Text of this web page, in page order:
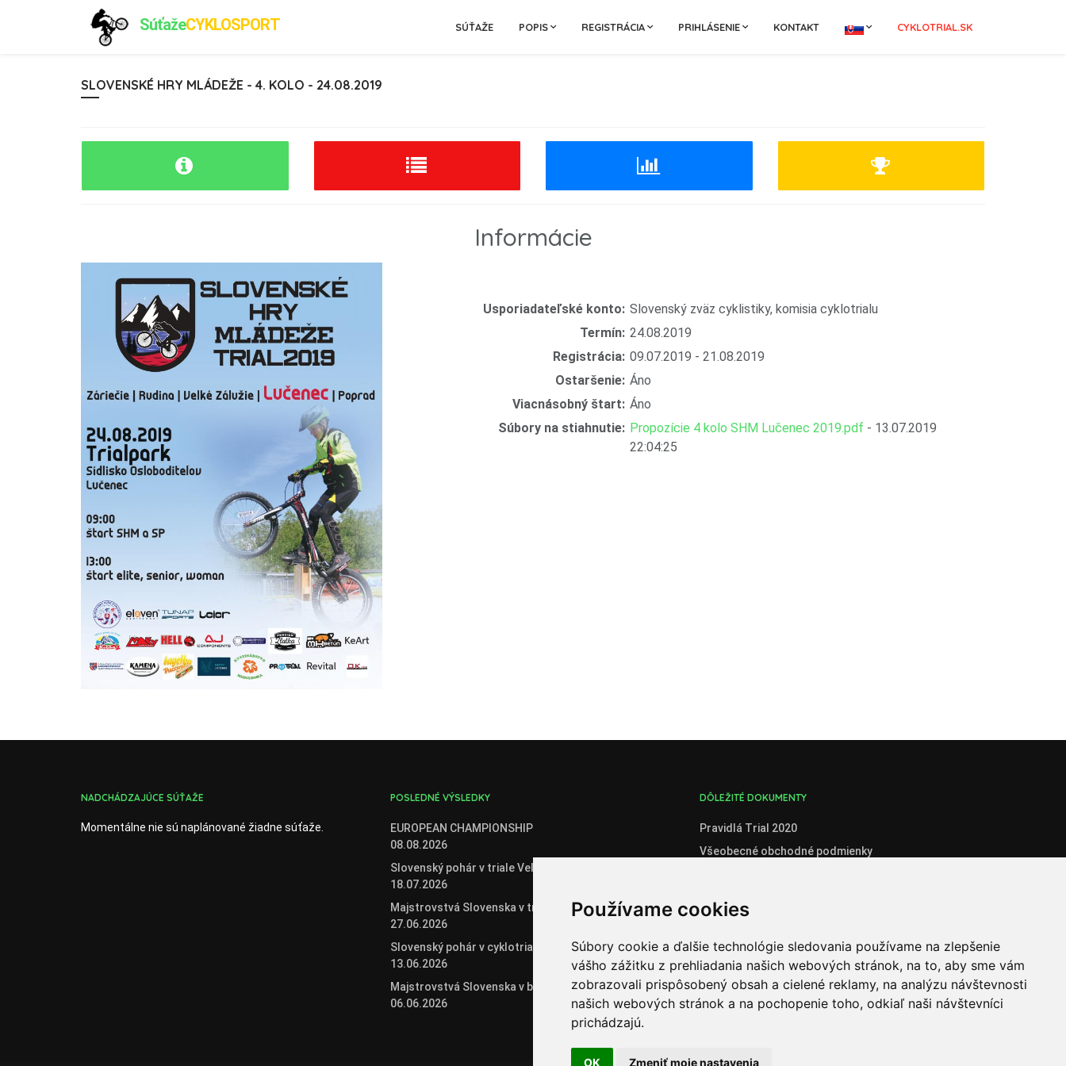
Používame cookies
Súbory cookie a ďalšie technológie sledovania používame na zlepšenie
vášho zážitku z prehliadania našich webových stránok, na to, aby sme vám
zobrazovali prispôsobený obsah a cielené reklamy, na analýzu návštevnosti
našich webových stránok a na pochopenie toho, odkiaľ naši návštevníci
prichádzajú.
OK Zmeniť moje nastavenia
SúťažeCYKLOSPORT SÚŤAŽE POPIS REGISTRÁCIA PRIHLÁSENIE KONTAKT CYKLOTRIAL.SK
SLOVENSKÉ HRY MLÁDEŽE - 4. KOLO - 24.08.2019
Informácie
Usporiadateľské konto: Slovenský zväz cyklistiky, komisia cyklotrialu
Termín: 24.08.2019
Registrácia: 09.07.2019 - 21.08.2019
Ostaršenie: Áno
Viacnásobný štart: Áno
Súbory na stiahnutie: Propozície 4 kolo SHM Lučenec 2019.pdf - 13.07.2019
22:04:25
NADCHÁDZAJÚCE SÚŤAŽE
Momentálne nie sú naplánované žiadne súťaže.
POSLEDNÉ VÝSLEDKY
EUROPEAN CHAMPIONSHIP
08.08.2026
Slovenský pohár v triale Veľké Zálužie
18.07.2026
Majstrovstvá Slovenska v triale
27.06.2026
Slovenský pohár v cyklotriale 2026
13.06.2026
Majstrovstvá Slovenska v biketriale
06.06.2026
DÔLEŽITÉ DOKUMENTY
Pravidlá Trial 2020
Všeobecné obchodné podmienky
Čestné prehlásenie administrátora klubového konta
Čestné prehlásenie organizátora súťaží
Organizátori